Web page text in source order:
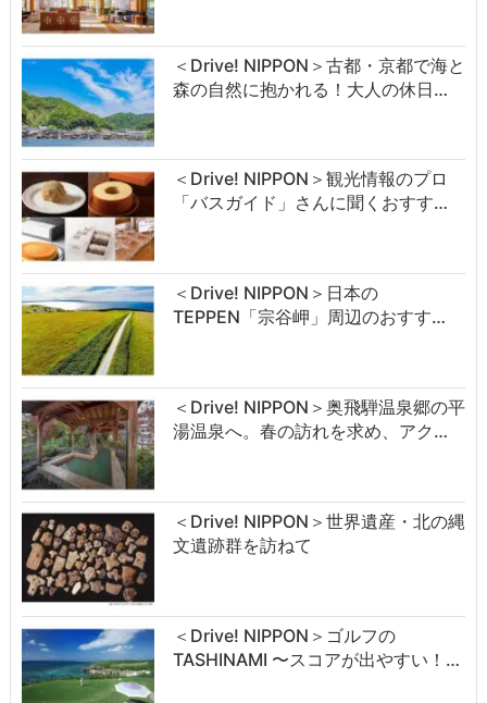
＜Drive! NIPPON＞古都・京都で海と
森の自然に抱かれる！大人の休日…
＜Drive! NIPPON＞観光情報のプロ
「バスガイド」さんに聞くおすす…
＜Drive! NIPPON＞日本の
TEPPEN「宗谷岬」周辺のおすす…
＜Drive! NIPPON＞奥飛騨温泉郷の平
湯温泉へ。春の訪れを求め、アク…
＜Drive! NIPPON＞世界遺産・北の縄
文遺跡群を訪ねて
＜Drive! NIPPON＞ゴルフの
TASHINAMI 〜スコアが出やすい！…